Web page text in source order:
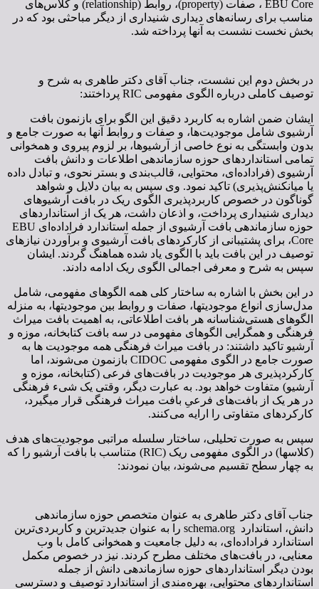
EBU Core ، صفات (property)، روابط (relationship) و کلاس‌های
مناسب برای رسانه‌های دیداری شنیداری از دیگر مباحثی بود که در
بخش نخست نشست به آنها پرداخته شد.
در بخش دوم این نشست، جناب آقای دکتر طاهری به شرح و
توصیف کاملی درباره الگوی مفهومی RIC پرداختند:
ایشان ضمن اشاره به کاربرد دقیق این الگو برای بازنمون بافت
آرشیوی شامل موجودیت‌ها، و صفات و روابط آنها به صورت جامع و
بدون وابستگی به نوع خاصی از آرشیوها، بر لزوم پیروی و همخوانی
تمامی استانداردهای حوزه سازماندهی اطلاعات و دانش بافت
آرشیوی (فراداده‌ای، محتوایی، قالب‌بندی و بستر نحوی، و تبادل داده
یا میانکنش‌پذیری) تاکید نمود. وی سپس به بیان دلایل و شواهد
گوناگون در خصوص کاربردپذیری الگوی ریک در بافت آرشیوهای
دیداری شنیداری پرداخت، و اذعان داشت، هر یک از استانداردهای
حوزه سازماندهی بافت آرشیوی از جمله استاندارد فراداده‌ای EBU
Core، برای پشتیبانی از کارکردهای بافت آرشیوی و برآوردن نیازهای
توصیف در این بافت باید با الگوی یاد شده هماهنگ گردند. ایشان
سپس به شرح و معرفی اجمالی الگوی ریک ادامه دادند.
در این بخش با اشاره به ساختار کلی همه الگوهای مفهومی، شامل
مدل‌سازی انواع موجودیت­ها، صفات و روابط بین موجودیت­ها، به منزله
الگوهای هستی‌شناسانه هر بافت اطلاعاتی، به اهمیت بافت میراث
فرهنگی و همگرایی الگوهای مفهومی در سه بافت کتابخانه، موزه و
آرشیو تاکید داشتند: در بافت میراث فرهنگی همه موجودیت ها به
صورت جامع در الگوی مفهومی CIDOC بازنمون می‌شوند، اما
کارکردپذیری هر موجودیت در بافت‌های فرعی (کتابخانه، موزه و
آرشیو) متفاوت خواهد بود. به عبارت دیگر، وقتی یک شیء فرهنگی
در هر یک از بافت‌های فرعیِ بافت میراث فرهنگی قرار می­گیرد،
کارکردهای متفاوتی را ارایه می‌کنند.
سپس به صورت تحلیلی، ساختار سلسله مراتبی موجودیت‌های هدف
(کلاسها) در الگوی مفهومی ریک (RIC) متناسب با بافت آرشیو را که
به چهار سطح تقسیم می‌شوند، بیان نمودند:
جناب آقای دکتر طاهری به عنوان متخصص حوزه سازماندهی
دانش، استاندارد schema.org را به عنوان جدیدترین و کاربردی‌ترین
استاندارد فراداده‌ای، به دلیل جامعیت و همخوانی کامل با وب
معنایی، در بافت‌های مختلف مطرح کردند. نیز در خصوص مکمل
بودن دیگر استانداردهای حوزه سازماندهی دانش از جمله
استانداردهای محتوایی، بهره‌مندی از استاندارد توصیف و دسترسی